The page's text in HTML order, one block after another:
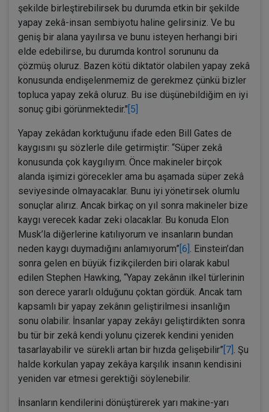
şekilde birleştirebilirsek bu durumda etkin bir şekilde
yapay zekâ-insan sembiyotu haline gelirsiniz. Ve bu
geniş bir alana yayılırsa ve bunu isteyen herhangi biri
elde edebilirse, bu durumda kontrol sorununu da
çözmüş oluruz. Bazen kötü diktatör olabilen yapay zekâ
konusunda endişelenmemiz de gerekmez çünkü bizler
topluca yapay zekâ oluruz. Bu ise düşünebildiğim en iyi
sonuç gibi görünmektedir." [5]
Yapay zekâdan korktuğunu ifade eden Bill Gates de
kaygısını şu sözlerle dile getirmiştir: “Süper zekâ
konusunda çok kaygılıyım. Önce makineler birçok
alanda işimizi görecekler ama bu aşamada süper zekâ
seviyesinde olmayacaklar. Bunu iyi yönetirsek olumlu
sonuçlar alırız. Ancak birkaç on yıl sonra makineler bize
kaygı verecek kadar zeki olacaklar. Bu konuda Elon
Musk’la diğerlerine katılıyorum ve insanların bundan
neden kaygı duymadığını anlamıyorum” [6] . Einstein’dan
sonra gelen en büyük fizikçilerden biri olarak kabul
edilen Stephen Hawking, “Yapay zekânın ilkel türlerinin
son derece yararlı olduğunu çoktan gördük. Ancak tam
kapsamlı bir yapay zekânın geliştirilmesi insanlığın
sonu olabilir. İnsanlar yapay zekâyı geliştirdikten sonra
bu tür bir zekâ kendi yolunu çizerek kendini yeniden
tasarlayabilir ve sürekli artan bir hızda gelişebilir” [7] . Şu
halde korkulan yapay zekâya karşılık insanın kendisini
yeniden var etmesi gerektiği söylenebilir.
İnsanların kendilerini dönüştürerek yarı makine-yarı